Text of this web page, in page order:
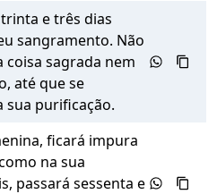
e três dias
sangramento. Não
sagrada nem
até que se
sua purificação.
ficará impura
na sua
passará sessenta e